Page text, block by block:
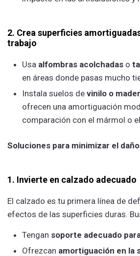
2. Crea superficies
trabajo
Usa alfombras acolchadas o
en áreas donde pasas mucho
Instala suelos de vinilo o
ofrecen una amortiguación
comparación con el mármol o
Soluciones para minimizar el daño
1. Invierte en calzado adecuado
El calzado es tu primera línea de
efectos de las superficies duras.
Tengan soporte adecuado
Ofrezcan amortiguación en la